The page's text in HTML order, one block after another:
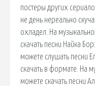
постеры других
не день нереально
охладел. На
скачать песни Найка
можете слушать песни
скачать в формате. На
можете скачать песни